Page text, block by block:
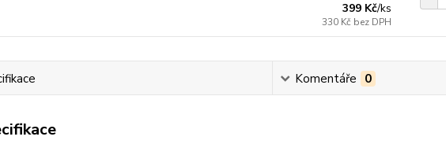
399 Kč/ks
330 Kč bez DPH
Komentáře 0